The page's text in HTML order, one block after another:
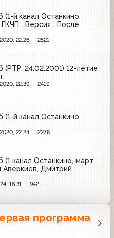
(1-й канал Останкино,
ГКЧП... Версия... После
22:26 2521
(РТР, 24.02.2001) 12-летие
22:39 2419
(1-й канал Останкино,
22:24 2278
(1 канал Останкино, март
Аверкиев, Дмитрий
16:31 942
программа